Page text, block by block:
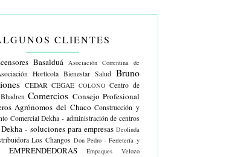
CLIENTES
Basalduá Asociación Correntina de
Hortícola Bienestar Salud Bruno
CEDAR CEGAE COLONO Centro de
Comercios Consejo Profesional
Agrónomos del Chaco Construcción y
Comercial Dekha - administración de centros
Dekha - soluciones para empresas Deolinda
Los Changos Don Pedro - Ferretería y
EMPRENDEDORAS Empaques Velozo